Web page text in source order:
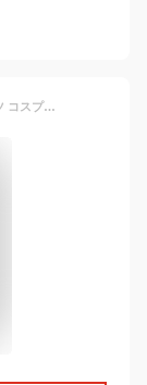
バットマン ジョーカー風 JCP-131 悪役風スーツ コスプレ 衣装 コスチューム ハロウィン パーティ 仮装 アメコミ ヴィランズ